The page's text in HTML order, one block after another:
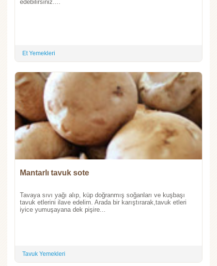
edebilirsiniz....
Et Yemekleri
Mantarlı tavuk sote
Tavaya sıvı yağı alıp, küp doğranmış soğanları ve kuşbaşı
tavuk etlerini ilave edelim. Arada bir karıştırarak,tavuk etleri
iyice yumuşayana dek pişire...
Tavuk Yemekleri